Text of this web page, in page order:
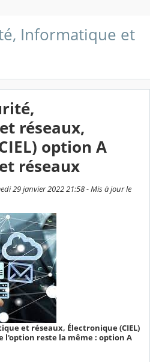
Informatique et
réseaux,
option A
réseaux
29 janvier 2022 21:58 - Mis à jour le
et réseaux, Électronique (CIEL)
l'option reste la même : option A